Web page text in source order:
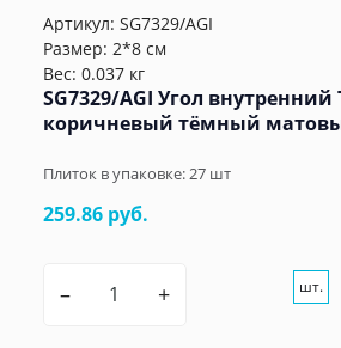
Артикул: SG7329/AGI
Размер: 2*8 см
Вес: 0.037 кг
SG7329/AGI Угол внутренний
коричневый тёмный
Плиток в упаковке:27 шт
259.86 руб.
– + шт.